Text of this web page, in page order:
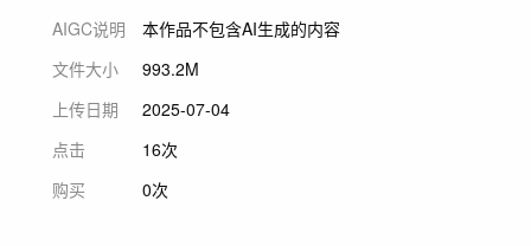
AIGC说明
本作品不包含AI生成的内容
文件大小
993.2M
上传日期
2025-07-04
点击
16次
购买
0次